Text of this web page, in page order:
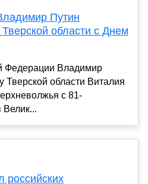
Путин
области с Днем
Федерации Владимир
Тверской области Виталия
с 81-
российских